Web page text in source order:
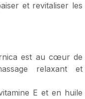
et revitaliser les
est au cœur de
relaxant et
E et en huile